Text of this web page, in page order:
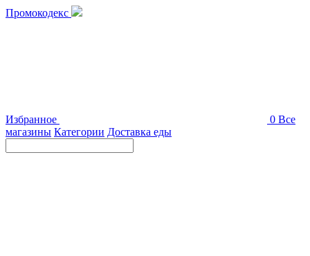
Промокодекс
Избранное 0 Все
магазины Категории Доставка еды